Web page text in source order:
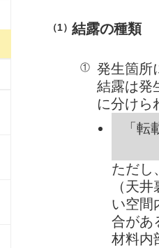
（1）結露の種類
①
発生箇所
結露は発
に分けら
「
ただし
（天
い空間
合があ
材料内